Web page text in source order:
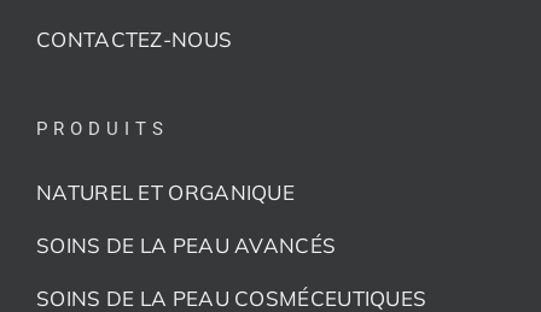
CONTACTEZ-NOUS
PRODUITS
NATUREL ET ORGANIQUE
SOINS DE LA PEAU AVANCÉS
SOINS DE LA PEAU COSMÉCEUTIQUES